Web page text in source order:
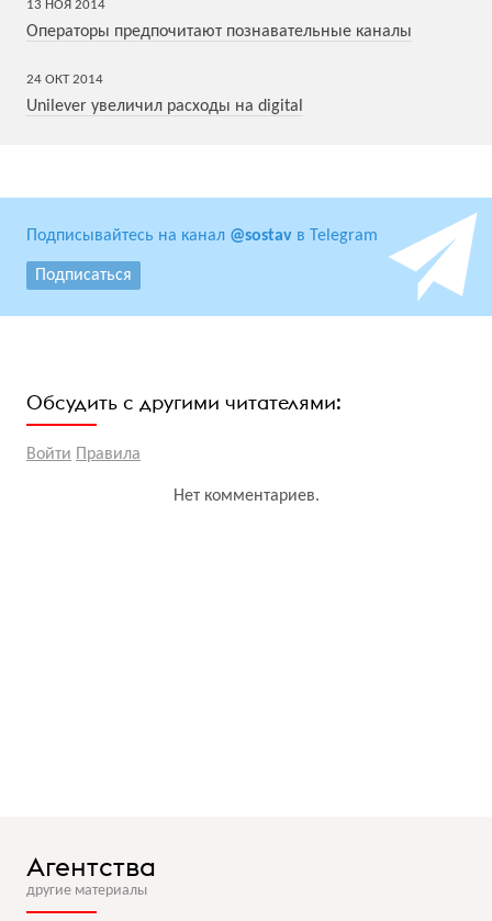
13 НОЯ 2014
Операторы предпочитают познавательные каналы
24 ОКТ 2014
Unilever увеличил расходы на digital
Подписывайтесь на канал @sostav в Telegram
Подписаться
Обсудить с другими читателями:
Войти Правила
Нет комментариев.
Агентства
другие материалы